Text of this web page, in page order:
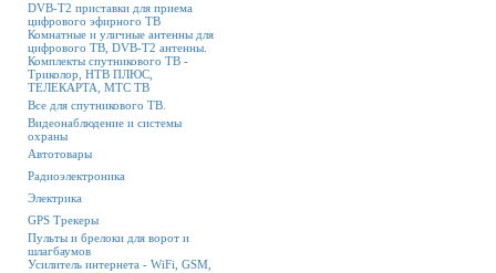
DVB-T2 приставки для приема
цифрового эфирного ТВ
Комнатные и уличные антенны для
цифрового ТВ, DVB-T2 антенны.
Комплекты спутникового ТВ -
Триколор, НТВ ПЛЮС,
ТЕЛЕКАРТА, МТС ТВ
Все для спутникового ТВ.
Видеонаблюдение и системы
охраны
Автотовары
Радиоэлектроника
Электрика
GPS Трекеры
Пульты и брелоки для ворот и
шлагбаумов
Усилитель интернета - WiFi, GSM,